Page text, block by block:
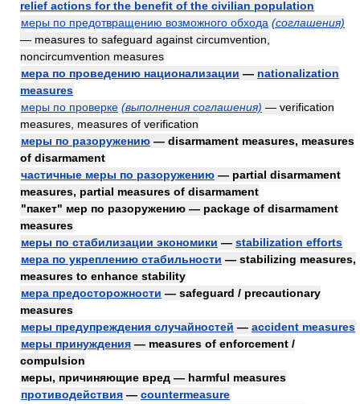
relief actions for the benefit of the civilian population
меры по предотвращению возможного обхода (соглашения)
— measures to safeguard against circumvention,
noncircumvention measures
мера по проведению национализации — nationalization
measures
меры по проверке (выполнения соглашения) — verification
measures, measures of verification
меры по разоружению — disarmament measures, measures
of disarmament
частичные меры по разоружению — partial disarmament
measures, partial measures of disarmament
"пакет" мер по разоружению — package of disarmament
measures
меры по стабилизации экономики — stabilization efforts
мера по укреплению стабильности — stabilizing measures,
measures to enhance stability
мера предосторожности — safeguard / precautionary
measures
меры предупреждения случайностей — accident measures
меры принуждения — measures of enforcement /
compulsion
меры, причиняющие вред — harmful measures
противодействия — countermeasure